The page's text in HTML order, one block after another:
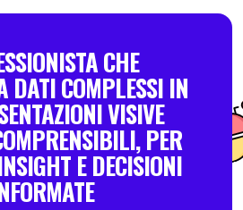
CHE
DATI COMPLESSI IN
VISIVE
PER
E DECISIONI